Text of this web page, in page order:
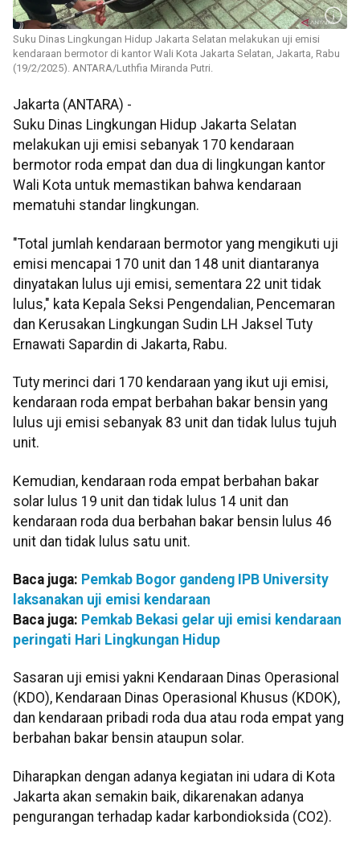
Suku Dinas Lingkungan Hidup Jakarta Selatan melakukan uji emisi
kendaraan bermotor di kantor Wali Kota Jakarta Selatan, Jakarta, Rabu
(19/2/2025). ANTARA/Luthfia Miranda Putri.
Jakarta (ANTARA) -
Suku Dinas Lingkungan Hidup Jakarta Selatan
melakukan uji emisi sebanyak 170 kendaraan
bermotor roda empat dan dua di lingkungan kantor
Wali Kota untuk memastikan bahwa kendaraan
mematuhi standar lingkungan.
"Total jumlah kendaraan bermotor yang mengikuti uji
emisi mencapai 170 unit dan 148 unit diantaranya
dinyatakan lulus uji emisi, sementara 22 unit tidak
lulus," kata Kepala Seksi Pengendalian, Pencemaran
dan Kerusakan Lingkungan Sudin LH Jaksel Tuty
Ernawati Sapardin di Jakarta, Rabu.
Tuty merinci dari 170 kendaraan yang ikut uji emisi,
kendaraan roda empat berbahan bakar bensin yang
lulus uji emisi sebanyak 83 unit dan tidak lulus tujuh
unit.
Kemudian, kendaraan roda empat berbahan bakar
solar lulus 19 unit dan tidak lulus 14 unit dan
kendaraan roda dua berbahan bakar bensin lulus 46
unit dan tidak lulus satu unit.
Baca juga: Pemkab Bogor gandeng IPB University
laksanakan uji emisi kendaraan
Baca juga: Pemkab Bekasi gelar uji emisi kendaraan
peringati Hari Lingkungan Hidup
Sasaran uji emisi yakni Kendaraan Dinas Operasional
(KDO), Kendaraan Dinas Operasional Khusus (KDOK),
dan kendaraan pribadi roda dua atau roda empat yang
berbahan bakar bensin ataupun solar.
Diharapkan dengan adanya kegiatan ini udara di Kota
Jakarta akan semakin baik, dikarenakan adanya
pengurangan terhadap kadar karbondioksida (CO2).